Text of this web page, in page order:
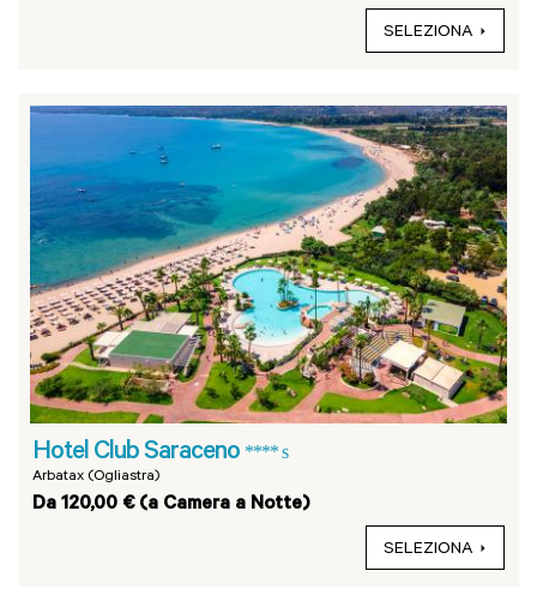
SELEZIONA
Hotel Club Saraceno **** s
Arbatax (Ogliastra)
Da 120,00 € (a Camera a Notte)
SELEZIONA